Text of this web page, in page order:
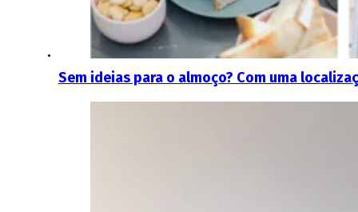
Sem ideias para o almoço? Com uma